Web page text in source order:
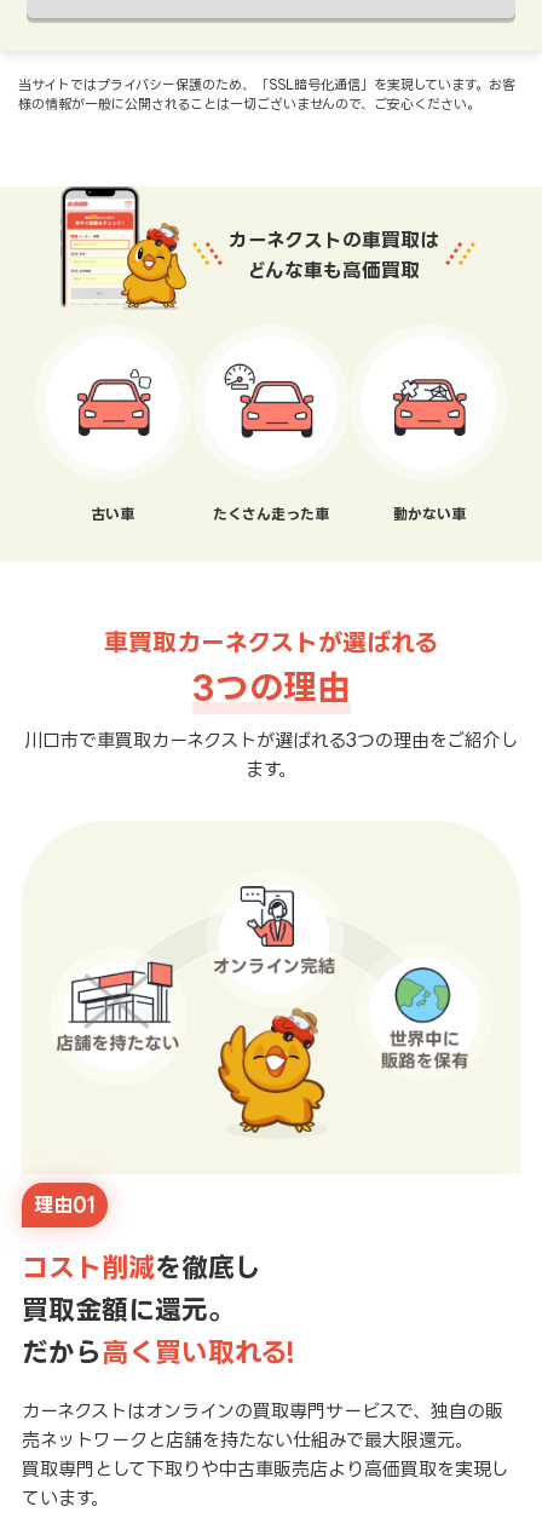
当サイトではプライバシー保護のため、「SSL暗号化通信」を実現しています。お客
様の情報が一般に公開されることは一切ございませんので、ご安心ください。
カーネクストの車買取は
どんな車も高価買取
古い車 たくさん走った車 動かない車
車買取カーネクストが選ばれる
3つの理由
川口市で車買取カーネクストが選ばれる3つの理由をご紹介し
ます。
理由01
コスト削減を徹底し
買取金額に還元。
だから高く買い取れる!
カーネクストはオンラインの買取専門サービスで、独自の販
売ネットワークと店舗を持たない仕組みで最大限還元。
買取専門として下取りや中古車販売店より高価買取を実現し
ています。